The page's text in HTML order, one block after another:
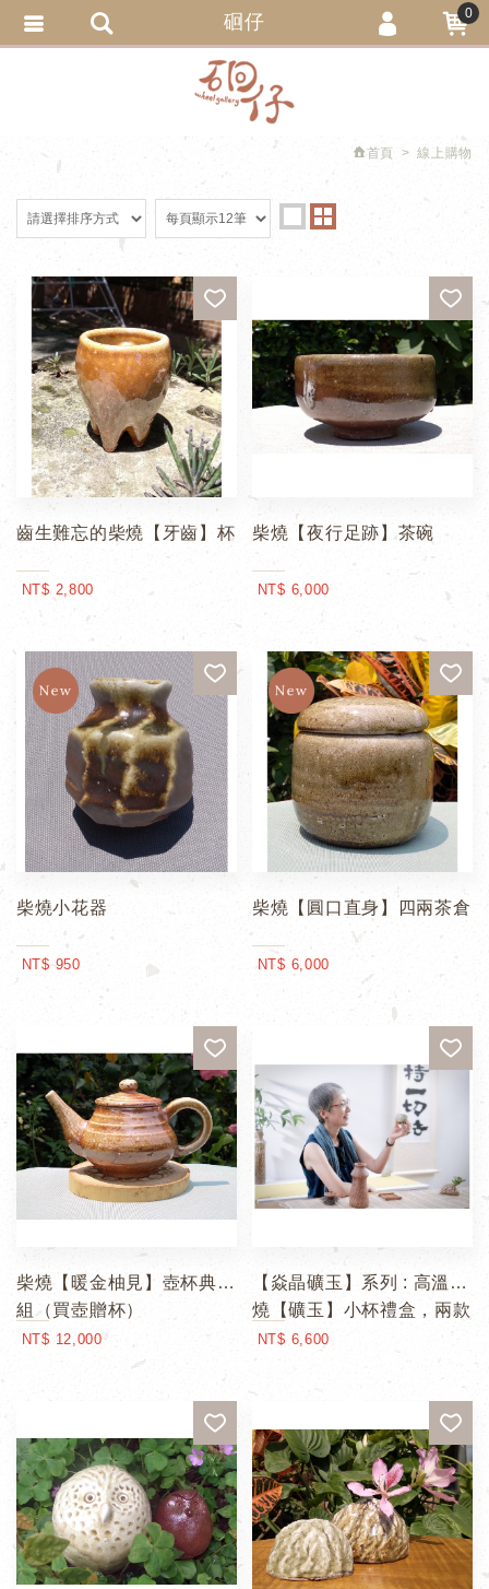
首頁 線上購物
齒生難忘的柴燒【牙齒】杯
NT$ 2,800
柴燒【夜行足跡】茶碗
NT$ 6,000
柴燒小花器
NT$ 950
柴燒【圓口直身】四兩茶倉
NT$ 6,000
柴燒【暖金柚見】壺杯典藏
組（買壺贈杯）
NT$ 12,000
【焱晶礦玉】系列 : 高溫柴
燒【礦玉】小杯禮盒，兩款
可選
NT$ 6,600
硘仔 0
會員登入
會員註冊
追蹤清單
繁體中文